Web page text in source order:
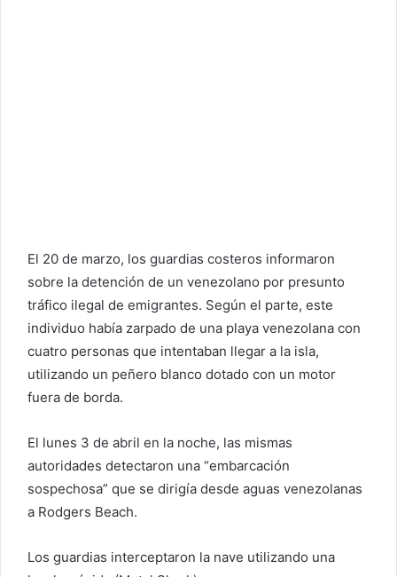
El 20 de marzo, los guardias costeros informaron
sobre la detención de un venezolano por presunto
tráfico ilegal de emigrantes. Según el parte, este
individuo había zarpado de una playa venezolana con
cuatro personas que intentaban llegar a la isla,
utilizando un peñero blanco dotado con un motor
fuera de borda.
El lunes 3 de abril en la noche, las mismas
autoridades detectaron una “embarcación
sospechosa” que se dirigía desde aguas venezolanas
a Rodgers Beach.
Los guardias interceptaron la nave utilizando una